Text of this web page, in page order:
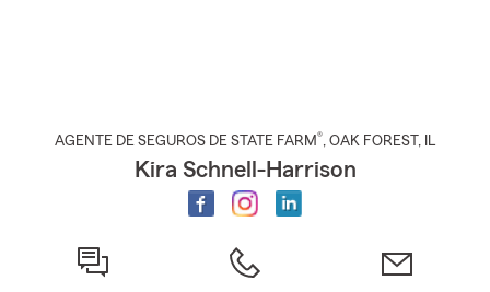
AGENTE DE SEGUROS DE STATE FARM®, OAK FOREST , IL
Kira Schnell-Harrison